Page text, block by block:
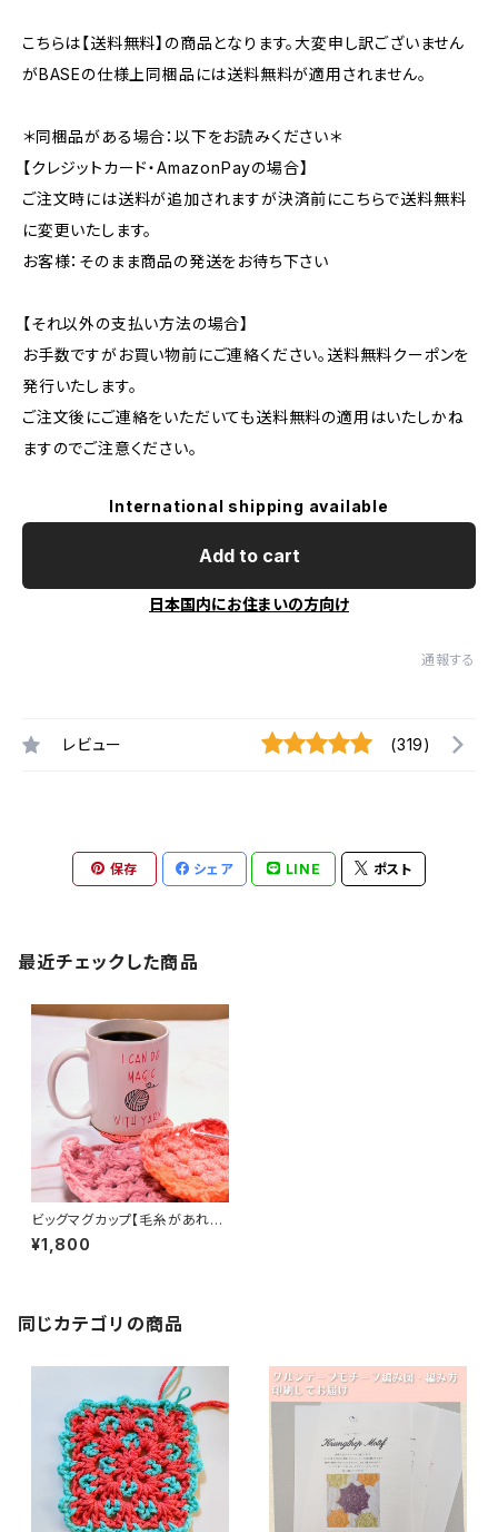
こちらは【送料無料】の商品となります。大変申し訳ございません
がBASEの仕様上同梱品には送料無料が適用されません。
＊同梱品がある場合：以下をお読みください＊
【クレジットカード・AmazonPayの場合】
ご注文時には送料が追加されますが決済前にこちらで送料無料
に変更いたします。
お客様：そのまま商品の発送をお待ち下さい
【それ以外の支払い方法の場合】
お手数ですがお買い物前にご連絡ください。送料無料クーポンを
発行いたします。
ご注文後にご連絡をいただいても送料無料の適用はいたしかね
ますのでご注意ください。
International shipping available
Add to cart
日本国内にお住まいの方向け
通報する
レビュー (319)
保存 シェア LINE ポスト
最近チェックした商品
ビッグマグカップ【毛糸があれば
魔法がつかえるの】陶器製【送料
無料】
¥1,800
同じカテゴリの商品